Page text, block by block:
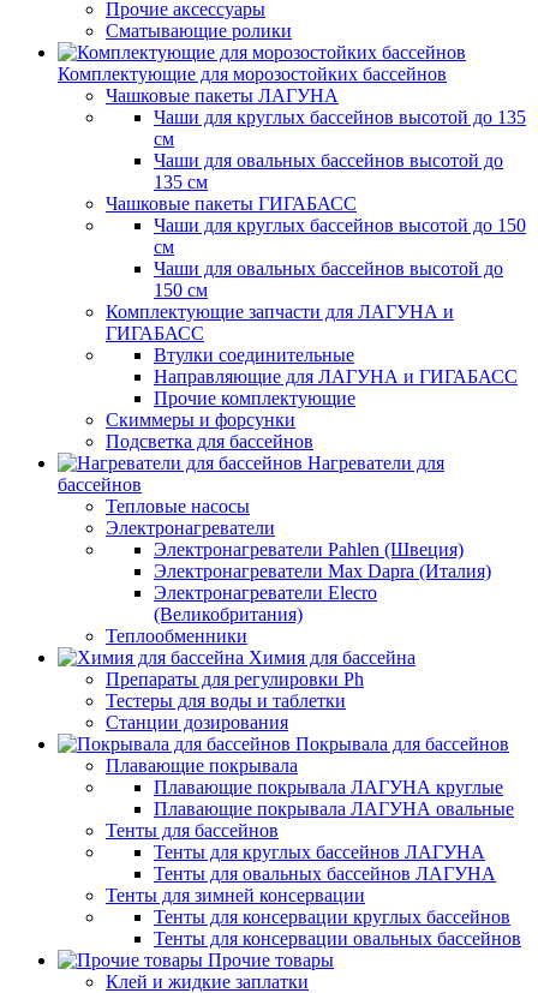
Прочие аксессуары
Сматывающие ролики
Комплектующие для морозостойких бассейнов
Чашковые пакеты ЛАГУНА
Чаши для круглых бассейнов высотой до 135
см
Чаши для овальных бассейнов высотой до
135 см
Чашковые пакеты ГИГАБАСС
Чаши для круглых бассейнов высотой до 150
см
Чаши для овальных бассейнов высотой до
150 см
Комплектующие запчасти для ЛАГУНА и
ГИГАБАСС
Втулки соединительные
Направляющие для ЛАГУНА и ГИГАБАСС
Прочие комплектующие
Скиммеры и форсунки
Подсветка для бассейнов
Нагреватели для
бассейнов
Тепловые насосы
Электронагреватели
Электронагреватели Pahlen (Швеция)
Электронагреватели Max Dapra (Италия)
Электронагреватели Elecro
(Великобритания)
Теплообменники
Химия для бассейна
Препараты для регулировки Ph
Тестеры для воды и таблетки
Станции дозирования
Покрывала для бассейнов
Плавающие покрывала
Плавающие покрывала ЛАГУНА круглые
Плавающие покрывала ЛАГУНА овальные
Тенты для бассейнов
Тенты для круглых бассейнов ЛАГУНА
Тенты для овальных бассейнов ЛАГУНА
Тенты для зимней консервации
Тенты для консервации круглых бассейнов
Тенты для консервации овальных бассейнов
Прочие товары
Клей и жидкие заплатки